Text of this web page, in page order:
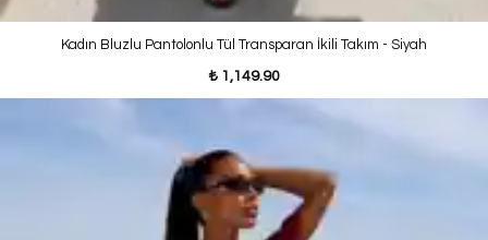
Kadın Bluzlu Pantolonlu Tül Transparan İkili Takım - Siyah
₺ 1,149.90